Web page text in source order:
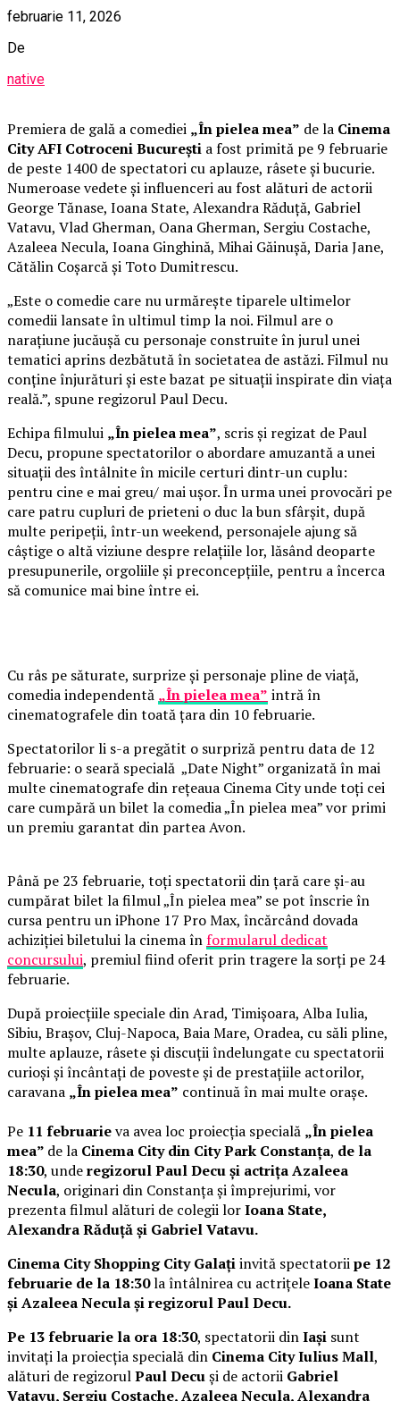
februarie 11, 2026
De
native
Premiera de gală a comediei „În pielea mea” de la Cinema
City AFI Cotroceni București a fost primită pe 9 februarie
de peste 1400 de spectatori cu aplauze, râsete și bucurie.
Numeroase vedete și influenceri au fost alături de actorii
George Tănase, Ioana State, Alexandra Răduță, Gabriel
Vatavu, Vlad Gherman, Oana Gherman, Sergiu Costache,
Azaleea Necula, Ioana Ginghină, Mihai Găinușă, Daria Jane,
Cătălin Coșarcă și Toto Dumitrescu.
„Este o comedie care nu urmărește tiparele ultimelor
comedii lansate în ultimul timp la noi. Filmul are o
narațiune jucăușă cu personaje construite în jurul unei
tematici aprins dezbătută în societatea de astăzi. Filmul nu
conține înjurături și este bazat pe situații inspirate din viața
reală.”, spune regizorul Paul Decu.
Echipa filmului „În pielea mea”, scris și regizat de Paul
Decu, propune spectatorilor o abordare amuzantă a unei
situații des întâlnite în micile certuri dintr-un cuplu:
pentru cine e mai greu/ mai ușor. În urma unei provocări pe
care patru cupluri de prieteni o duc la bun sfârșit, după
multe peripeții, într-un weekend, personajele ajung să
câștige o altă viziune despre relațiile lor, lăsând deoparte
presupunerile, orgoliile și preconcepțiile, pentru a încerca
să comunice mai bine între ei.
Cu râs pe săturate, surprize și personaje pline de viață,
comedia independentă „În pielea mea” intră în
cinematografele din toată țara din 10 februarie.
Spectatorilor li s-a pregătit o surpriză pentru data de 12
februarie: o seară specială „Date Night” organizată în mai
multe cinematografe din rețeaua Cinema City unde toți cei
care cumpără un bilet la comedia „În pielea mea” vor primi
un premiu garantat din partea Avon.
Până pe 23 februarie, toți spectatorii din țară care și-au
cumpărat bilet la filmul „În pielea mea” se pot înscrie în
cursa pentru un iPhone 17 Pro Max, încărcând dovada
achiziției biletului la cinema înformularul dedicat
concursului, premiul fiind oferit prin tragere la sorți pe 24
februarie.
După proiecțiile speciale din Arad, Timișoara, Alba Iulia,
Sibiu, Brașov, Cluj-Napoca, Baia Mare, Oradea, cu săli pline,
multe aplauze, râsete și discuții îndelungate cu spectatorii
curioși și încântați de poveste și de prestațiile actorilor,
caravana „În pielea mea” continuă în mai multe orașe.
Pe 11 februarieva avea loc proiecția specială „În pielea
mea” de la Cinema City din City Park Constanța, de la
18:30, underegizorul Paul Decu și actrița Azaleea
Necula, originari din Constanța și împrejurimi, vor
prezenta filmul alături de colegii lorIoana State,
Alexandra Răduță și Gabriel Vatavu.
Cinema City Shopping City Galațiinvită spectatoriipe 12
februarie de la 18:30la întâlnirea cu actrițeleIoana State
și Azaleea Necula și regizorul Paul Decu.
Pe 13 februarie la ora 18:30, spectatorii dinIași sunt
invitați la proiecția specială din Cinema City Iulius Mall,
alături de regizorulPaul Decuși de actorii Gabriel
Vatavu, Sergiu Costache, Azaleea Necula, Alexandra